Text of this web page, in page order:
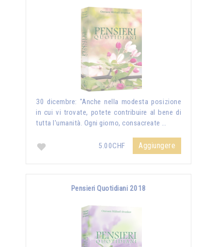
30 dicembre: "Anche nella modesta posizione
in cui vi trovate, potete contribuire al bene di
tutta l'umanità. Ogni giorno, consacreate …
5.00CHF Aggiungere
Pensieri Quotidiani 2018